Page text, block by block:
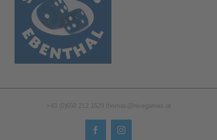
+43 (0)650 212 1529 thomas@hivegames.at
FacebookInstagram